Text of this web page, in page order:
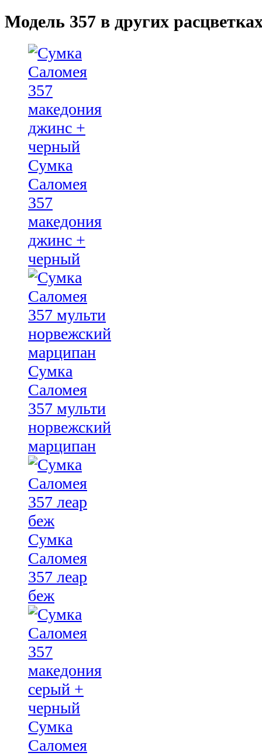
Модель 357 в других
Сумка
Саломея
357
македония
джинс +
черный
Сумка
Саломея
357 мульти
норвежский
марципан
Сумка
Саломея
357 леар
беж
Сумка
Саломея